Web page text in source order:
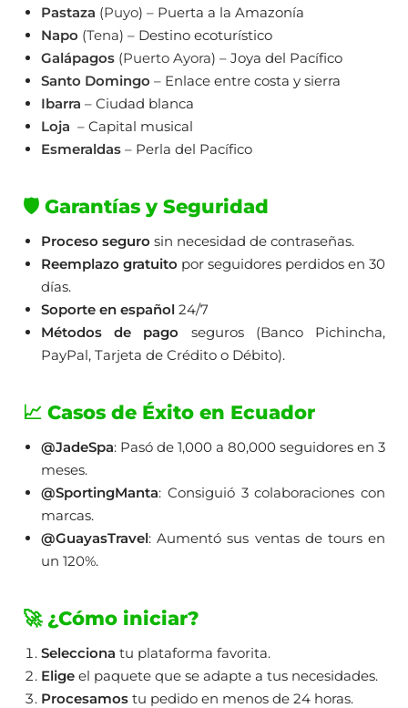
Pastaza (Puyo) – Puerta a la Amazonía
Napo (Tena) – Destino ecoturístico
Galápagos (Puerto Ayora) – Joya del Pacífico
Santo Domingo – Enlace entre costa y sierra
Ibarra – Ciudad blanca
Loja – Capital musical
Esmeraldas – Perla del Pacífico
🛡️ Garantías y Seguridad
Proceso seguro sin necesidad de contraseñas.
Reemplazo gratuito por seguidores perdidos en 30
días.
Soporte en español 24/7
Métodos de pago seguros (Banco Pichincha,
PayPal, Tarjeta de Crédito o Débito).
📈 Casos de Éxito en Ecuador
@JadeSpa: Pasó de 1,000 a 80,000 seguidores en 3
meses.
@SportingManta: Consiguió 3 colaboraciones con
marcas.
@GuayasTravel: Aumentó sus ventas de tours en
un 120%.
🚀 ¿Cómo iniciar?
Selecciona tu plataforma favorita.
Elige el paquete que se adapte a tus necesidades.
Procesamos tu pedido en menos de 24 horas.